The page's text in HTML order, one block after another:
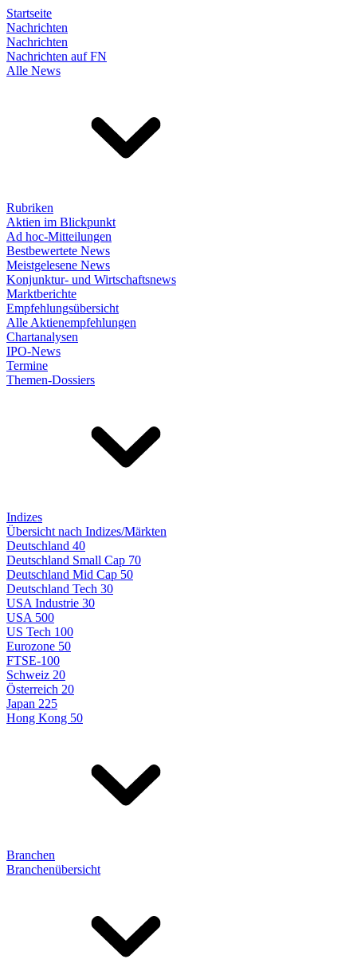
Startseite
Nachrichten
Nachrichten
Nachrichten auf FN
Alle News
Rubriken
Aktien im Blickpunkt
Ad hoc-Mitteilungen
Bestbewertete News
Meistgelesene News
Konjunktur- und Wirtschaftsnews
Marktberichte
Empfehlungsübersicht
Alle Aktienempfehlungen
Chartanalysen
IPO-News
Termine
Themen-Dossiers
Indizes
Übersicht nach Indizes/Märkten
Deutschland 40
Deutschland Small Cap 70
Deutschland Mid Cap 50
Deutschland Tech 30
USA Industrie 30
USA 500
US Tech 100
Eurozone 50
FTSE-100
Schweiz 20
Österreich 20
Japan 225
Hong Kong 50
Branchen
Branchenübersicht